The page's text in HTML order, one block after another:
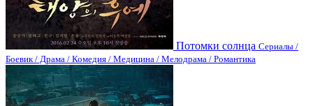
Потомки солнца Сериалы /
Боевик / Драма / Комедия / Медицина / Мелодрама / Романтика